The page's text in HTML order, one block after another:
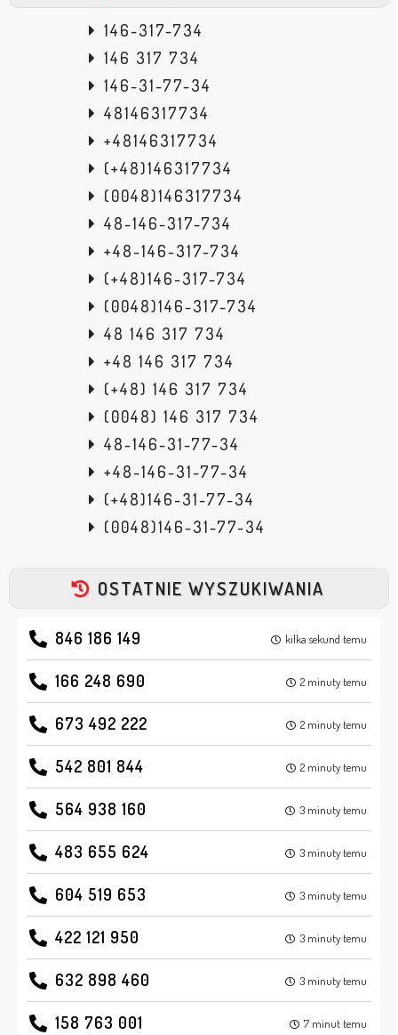
146-317-734
146 317 734
146-31-77-34
48146317734
+48146317734
(+48)146317734
(0048)146317734
48-146-317-734
+48-146-317-734
(+48)146-317-734
(0048)146-317-734
48 146 317 734
+48 146 317 734
(+48) 146 317 734
(0048) 146 317 734
48-146-31-77-34
+48-146-31-77-34
(+48)146-31-77-34
(0048)146-31-77-34
OSTATNIE WYSZUKIWANIA
846 186 149 kilka sekund temu
166 248 690 2 minuty temu
673 492 222 2 minuty temu
542 801 844 2 minuty temu
564 938 160 3 minuty temu
483 655 624 3 minuty temu
604 519 653 3 minuty temu
422 121 950 3 minuty temu
632 898 460 3 minuty temu
158 763 001 7 minut temu